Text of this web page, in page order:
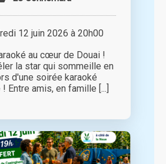
12 juin 2026 à 20h00
au cœur de Douai !
la star qui sommeille en
d'une soirée karaoké
Entre amis, en famille [...]